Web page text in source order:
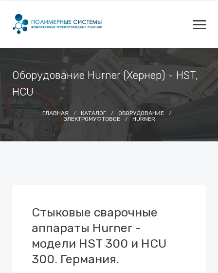
Оборудование Hurner (Хернер) - HST,
HCU
ГЛАВНАЯ КАТАЛОГ
ОБОРУДОВАНИЕ
ЭЛЕКТРОМУФТОВОЕ
HURNER
Стыковые сварочные
аппараты Hurner -
модели HST 300 и HCU
300. Германия.